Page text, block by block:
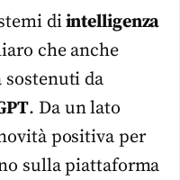
diintelligenza
che anche
sostenuti da
. Da un lato
positiva per
sulla piattaforma